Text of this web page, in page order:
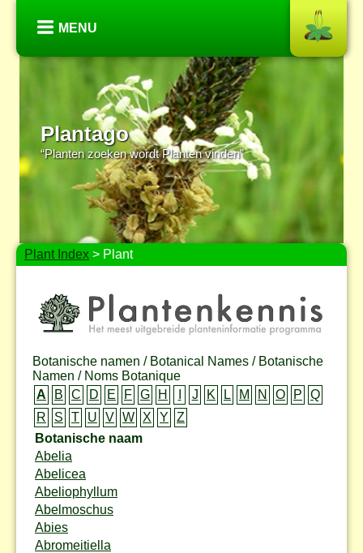
MENU
Plantago
“Planten zoeken wordt Planten vinden”
Plant Index > Plant
Botanische namen / Botanical Names / Botanische
Namen / Noms Botanique
A
B C D E F G H J K L M N O P
Q
R
S T U V W X Y
Z
Botanische naam
Abelia
Abelicea
Abeliophyllum
Abelmoschus
Abies
Abromeitiella